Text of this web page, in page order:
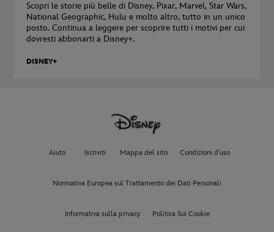
Scopri le storie più belle di Disney, Pixar, Marvel, Star Wars,
National Geographic, Hulu e molto altro, tutto in un unico
posto. Continua a leggere per scoprire tutti i motivi per cui
dovresti abbonarti a Disney+.
DISNEY+
Aiuto Iscriviti Mappa del sito Condizioni d'uso
Normativa Europea sul Trattamento dei Dati Personali
Informativa sulla privacy Politica Sui Cookie